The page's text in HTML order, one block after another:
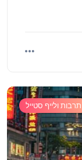
תרבות ולייף סטייל